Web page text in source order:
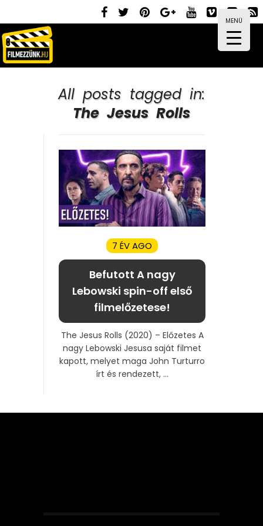
MENÜ
All posts tagged in:
The Jesus Rolls
7 ÉV AGO
Befutott A nagy
Lebowski spin-off első
filmelőzetese!
The Jesus Rolls (2020) – Előzetes A
nagy Lebowski Jesusa saját filmet
kapott, melyet maga John Turturro
írt és rendezett, ...